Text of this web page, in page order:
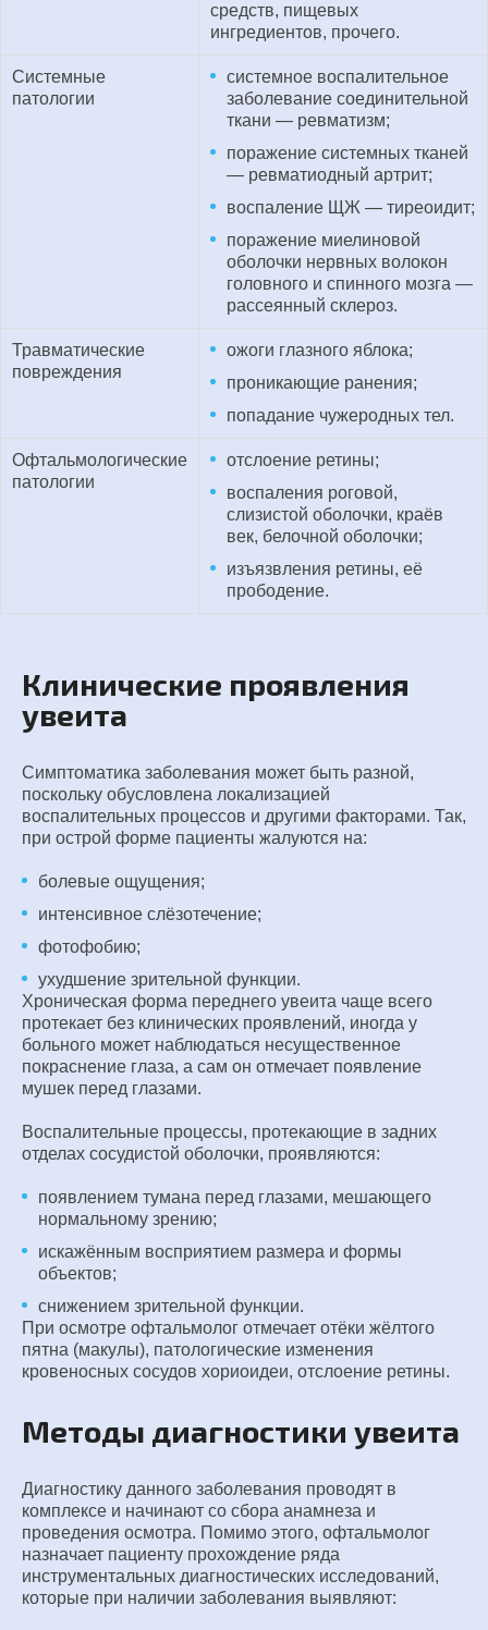
средств, пищевых
ингредиентов, прочего.
Системные
патологии
системное воспалительное
заболевание соединительной
ткани — ревматизм;
поражение системных тканей
— ревматиодный артрит;
воспаление ЩЖ — тиреоидит;
поражение миелиновой
оболочки нервных волокон
головного и спинного мозга —
рассеянный склероз.
Травматические
повреждения
ожоги глазного яблока;
проникающие ранения;
попадание чужеродных тел.
Офтальмологические
патологии
отслоение ретины;
воспаления роговой,
слизистой оболочки, краёв
век, белочной оболочки;
изъязвления ретины, её
прободение.
Клинические проявления
увеита
Симптоматика заболевания может быть разной,
поскольку обусловлена локализацией
воспалительных процессов и другими факторами. Так,
при острой форме пациенты жалуются на:
болевые ощущения;
интенсивное слёзотечение;
фотофобию;
ухудшение зрительной функции.
Хроническая форма переднего увеита чаще всего
протекает без клинических проявлений, иногда у
больного может наблюдаться несущественное
покраснение глаза, а сам он отмечает появление
мушек перед глазами.
Воспалительные процессы, протекающие в задних
отделах сосудистой оболочки, проявляются:
появлением тумана перед глазами, мешающего
нормальному зрению;
искажённым восприятием размера и формы
объектов;
снижением зрительной функции.
При осмотре офтальмолог отмечает отёки жёлтого
пятна (макулы), патологические изменения
кровеносных сосудов хориоидеи, отслоение ретины.
Методы диагностики увеита
Диагностику данного заболевания проводят в
комплексе и начинают со сбора анамнеза и
проведения осмотра. Помимо этого, офтальмолог
назначает пациенту прохождение ряда
инструментальных диагностических исследований,
которые при наличии заболевания выявляют: